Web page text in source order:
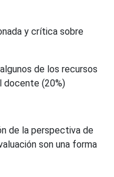
y crítica sobre
de los recursos
docente (20%)
de la perspectiva de
son una forma